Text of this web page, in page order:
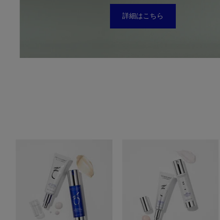
詳細はこちら